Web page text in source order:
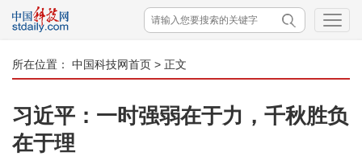
所在位置： 中国科技网首页 > 正文
习近平：一时强弱在于力，千秋胜负
在于理